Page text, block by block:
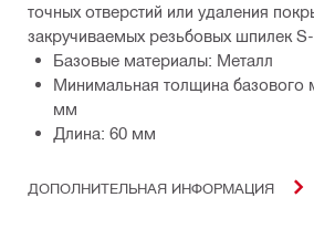
точных отверстий или удаления
закручиваемых резьбовых шпилек
Базовые материалы: Металл
Минимальная толщина базового
мм
Длина: 60 мм
ДОПОЛНИТЕЛЬНАЯ ИНФОРМАЦИЯ